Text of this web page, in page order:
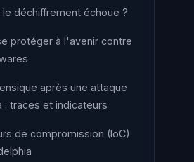
le déchiffrement échoue ?
protéger à l'avenir contre
après une attaque
: traces et indicateurs
de compromission (IoC)